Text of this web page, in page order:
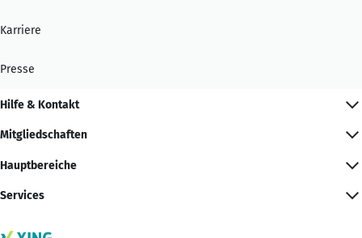
Karriere
Presse
Hilfe & Kontakt
Mitgliedschaften
Hauptbereiche
Services